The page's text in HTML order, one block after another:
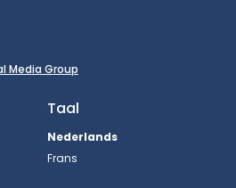
Media Group
Taal
Nederlands
Frans